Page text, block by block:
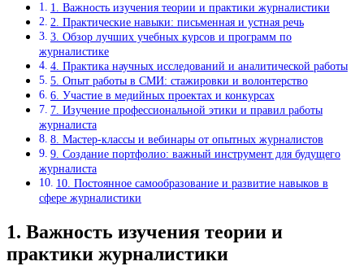
1. Важность изучения теории и практики журналистики
2. Практические навыки: письменная и устная речь
3. Обзор лучших учебных курсов и программ по
журналистике
4. Практика научных исследований и аналитической работы
5. Опыт работы в СМИ: стажировки и волонтерство
6. Участие в медийных проектах и конкурсах
7. Изучение профессиональной этики и правил работы
журналиста
8. Мастер-классы и вебинары от опытных журналистов
9. Создание портфолио: важный инструмент для будущего
журналиста
10. Постоянное самообразование и развитие навыков в
сфере журналистики
1. Важность изучения теории и
практики журналистики